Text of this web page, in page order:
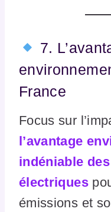
7.
France
Focus sur
l’avantage
indéniable
électriques
émissions et